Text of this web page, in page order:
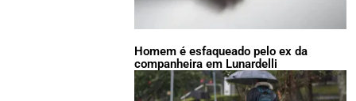
Homem é esfaqueado pelo ex da
companheira em Lunardelli